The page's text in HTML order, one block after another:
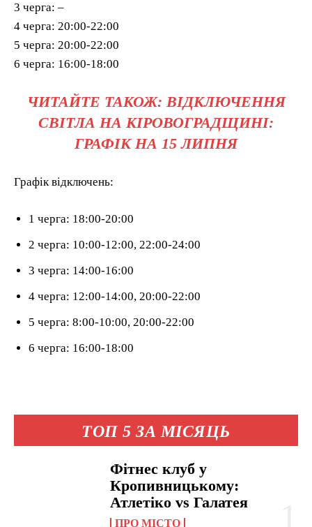
ТОП 5 ЗА МІСЯЦЬ
Фітнес клуб у
Кропивницькому:
Атлетіко vs Галатея
ПРО МІСТО
3 черга: –
4 черга: 20:00-22:00
5 черга: 20:00-22:00
6 черга: 16:00-18:00
ЧИТАЙТЕ ТАКОЖ: ВІДКЛЮЧЕННЯ
СВІТЛА НА КІРОВОГРАДЩИНІ:
ГРАФІК НА 15 ЛИПНЯ
Графік відключень:
1 черга: 18:00-20:00
2 черга: 10:00-12:00, 22:00-24:00
3 черга: 14:00-16:00
4 черга: 12:00-14:00, 20:00-22:00
5 черга: 8:00-10:00, 20:00-22:00
6 черга: 16:00-18:00